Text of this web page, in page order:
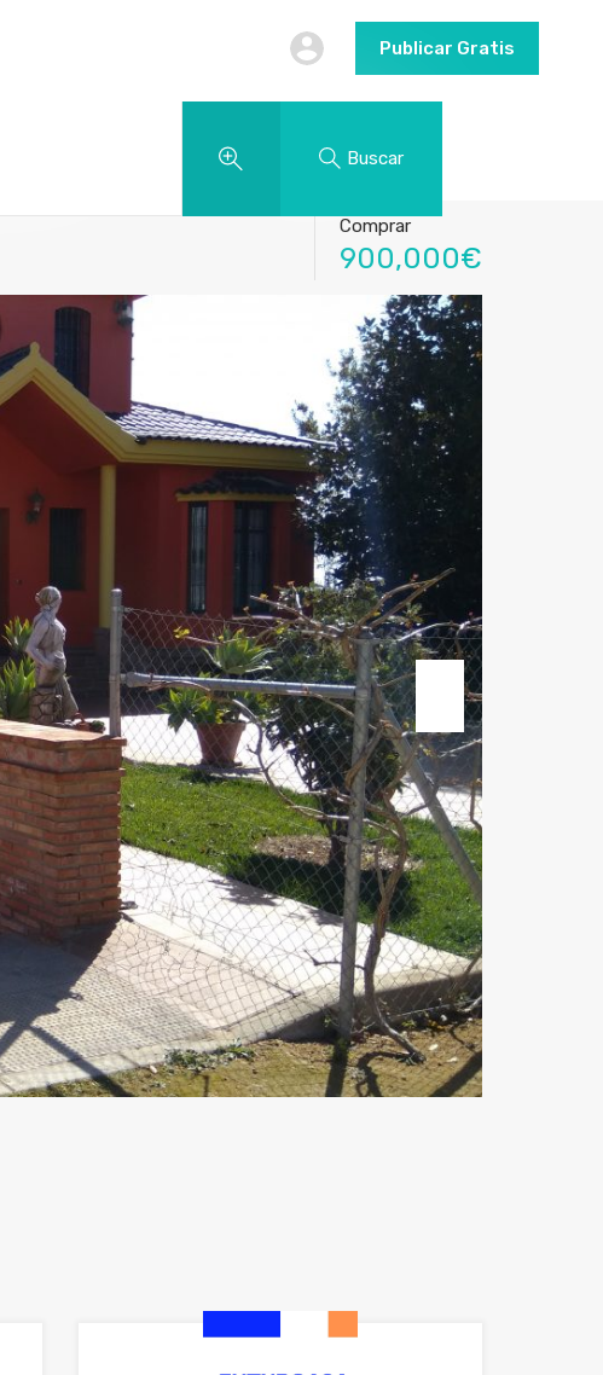
Publicar Gratis
Buscar
Comprar
900,000€